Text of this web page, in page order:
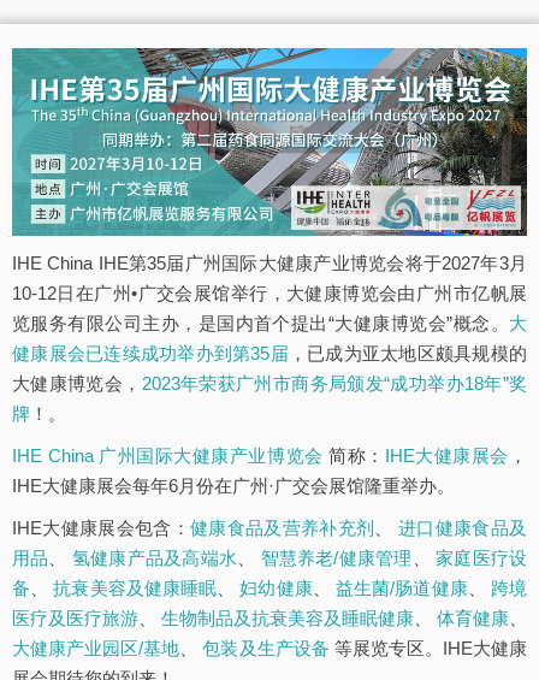
IHE China IHE第35届广州国际大健康产业博览会将于2027年3月
10-12日在广州•广交会展馆举行，大健康博览会由广州市亿帆展
览服务有限公司主办，是国内首个提出“大健康博览会”概念。 大
健康展会已连续成功举办到第35届 ，已成为亚太地区颇具规模的
大健康博览会， 2023年荣获广州市商务局颁发“成功举办18年”奖
牌 ！。
IHE China 广州国际大健康产业博览会 简称： IHE大健康展会 ，
IHE大健康展会每年6月份在广州·广交会展馆隆重举办。
IHE大健康展会包含： 健康食品及营养补充剂 、进口健康食品及
用品
氢健康产品及高端水 智慧养老/健康管理 、家庭医疗设
备 、抗衰美容及健康睡眠 、妇幼健康、 益生菌/肠道健康、 跨境
医疗及医疗旅游
生物制品及抗衰美容及睡眠健康 体育健康
大健康产业园区/基地 、包装及生产设备 等展览专区。IHE大健康